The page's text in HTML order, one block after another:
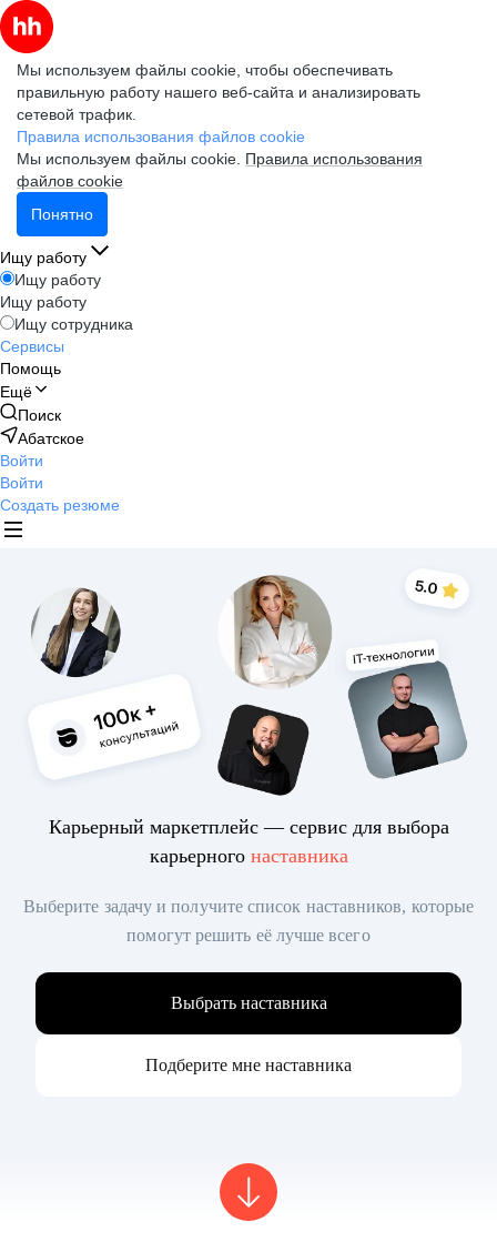
Мы используем файлы cookie, чтобы обеспечивать
правильную работу нашего веб-сайта и анализировать
сетевой трафик.
Правила использования файлов cookie
Мы используем файлы cookie. Правила использования
файлов cookie
Понятно
Ищу работу
Ищу работу
Ищу работу
Ищу сотрудника
Сервисы
Помощь
Ещё
Поиск
Абатское
Войти
Войти
Создать резюме
Карьерный маркетплейс — сервис для выбора
карьерного наставника
Выберите задачу и получите список наставников, которые
помогут решить её лучше всего
Выбрать наставника
Подберите мне наставника